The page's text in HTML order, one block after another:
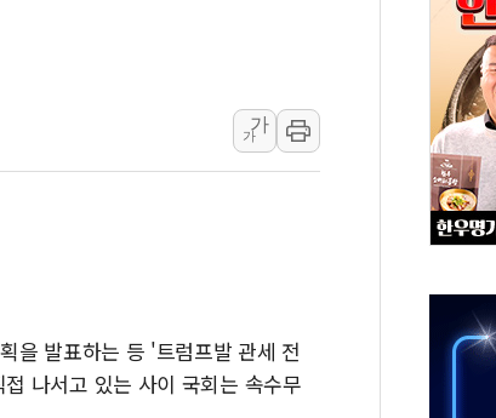
유 수출항 '하르그섬', 최근 1주일 이상 '올스톱'… 美 해상봉쇄 영향
] 뉴욕 반도체주 프리뷰...美 고용 쇼크에 반도체주 '활짝'
뷰, 美 고용 쇼크에 금리 인상 우려 후퇴…나스닥 선물 1%대 상승
가
가
을 발표하는 등 '트럼프발 관세 전
나서고 있는 사이 국회는 속수무